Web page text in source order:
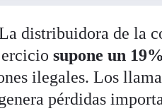
distribuidora de la
supone un
ilegales. Los
pérdidas